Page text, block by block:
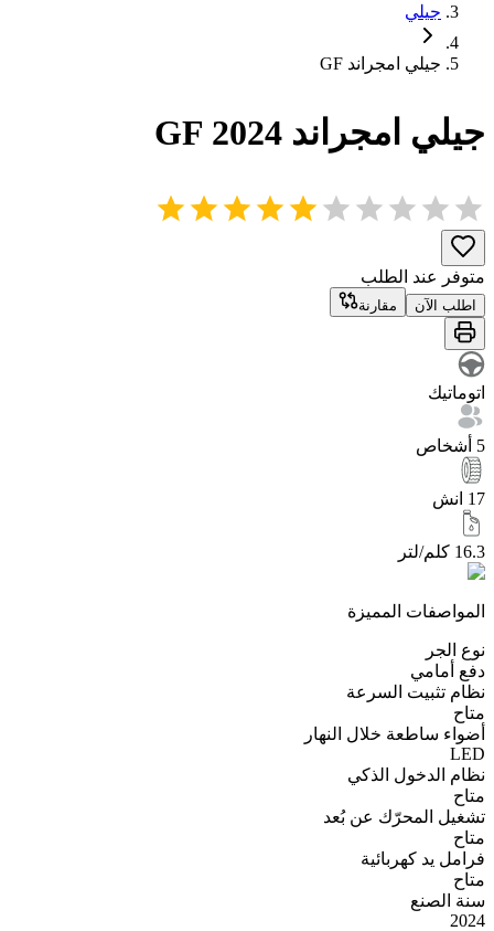
اطلب الآن
جيلي
جيلي امجراند GF
جيلي امجراند GF 2024
متوفر عند الطلب
اطلب الآن مقارنة
اتوماتيك
5 أشخاص
17 انش
16.3 كلم/لتر
المواصفات المميزة
نوع الجر
دفع أمامي
نظام تثبيت السرعة
متاح
أضواء ساطعة خلال النهار
LED
نظام الدخول الذكي
متاح
تشغيل المحرّك عن بُعد
متاح
فرامل يد كهربائية
متاح
سنة الصنع
2024